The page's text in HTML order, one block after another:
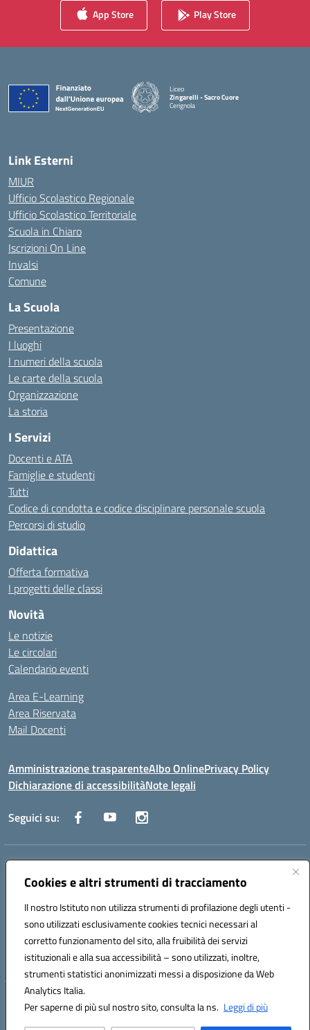
Cookies e altri strumenti di tracciamento
Il nostro Istituto non utilizza strumenti di profilazione degli utenti -
sono utilizzati esclusivamente cookies tecnici necessari al
corretto funzionamento del sito, alla fruibilità dei servizi
istituzionali e alla sua accessibilità – sono utilizzati, inoltre,
strumenti statistici anonimizzati messi a disposizione da Web
Analytics Italia.
Per saperne di più sul nostro sito, consulta la ns. Leggi di più
App Store Play Store
Liceo
Zingarelli - Sacro Cuore
Cerignola
— Visita la pagina iniziale della scuola
Link Esterni
MIUR
Ufficio Scolastico Regionale
Ufficio Scolastico Territoriale
Scuola in Chiaro
Iscrizioni On Line
Invalsi
Comune
La Scuola
Presentazione
I luoghi
I numeri della scuola
Le carte della scuola
Organizzazione
La storia
I Servizi
Docenti e ATA
Famiglie e studenti
Tutti
Codice di condotta e codice disciplinare personale scuola
Percorsi di studio
Didattica
Offerta formativa
I progetti delle classi
Novità
Le notizie
Le circolari
Calendario eventi
Area E-Learning
Area Riservata
Mail Docenti
Amministrazione trasparenteAlbo OnlinePrivacy Policy
Dichiarazione di accessibilitàNote legali
Seguici su:
Indirizzo:
Centralino:0885 417864 Email:fgpc180008@istruzione.it
Codice fiscale: 90043150714
Codice meccanografico:
FGPC180008
Codice Indice delle Pubbliche Amministrazioni (IPA): lzcc
Hosting & Powered by 3D Solution S.r.l.
Concept & Design by Designers Italia